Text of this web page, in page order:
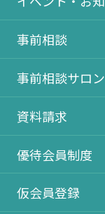
事前相談
事前相談サロン
資料請求
優待会員制度
仮会員登録